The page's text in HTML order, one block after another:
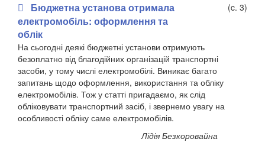
Бюджетна установа отримала
електромобіль: оформлення та
облік
(c. 3)
На сьогодні деякі бюджетні установи отримують
безоплатно від благодійних організацій транспортні
засоби, у тому числі електромобілі. Виникає багато
запитань щодо оформлення, використання та обліку
електромобілів. Тож у статті пригадаємо, як слід
обліковувати транспортний засіб, і звернемо увагу на
особливості обліку саме електромобілів.
Лідія Безкоровайна